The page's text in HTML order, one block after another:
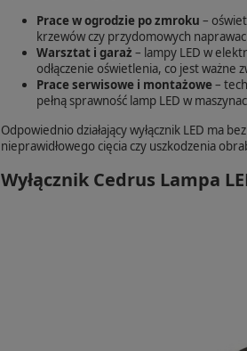
Prace w ogrodzie po zmroku –
krzewów czy przydomowych
Warsztat i garaż – lampy LED w
odłączenie oświetlenia, co jest ważne
Prace serwisowe i montażowe–
pełną sprawność lamp LED w
Odpowiednio działający wyłącznik LED ma
nieprawidłowego cięcia czy uszkodzenia
Wyłącznik Cedrus Lampa